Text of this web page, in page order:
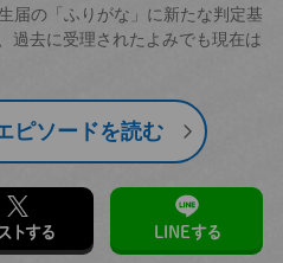
届の「ふりがな」に新たな判定基
過去に受理されたよみでも現在は
ピソードを読む
トする LINEする